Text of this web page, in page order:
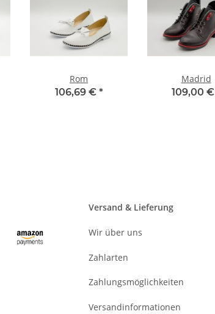
Rom
106,69 € *
Madrid
109,00 €
Versand & Lieferung
Wir über uns
Zahlarten
Zahlungsmöglichkeiten
Versandinformationen